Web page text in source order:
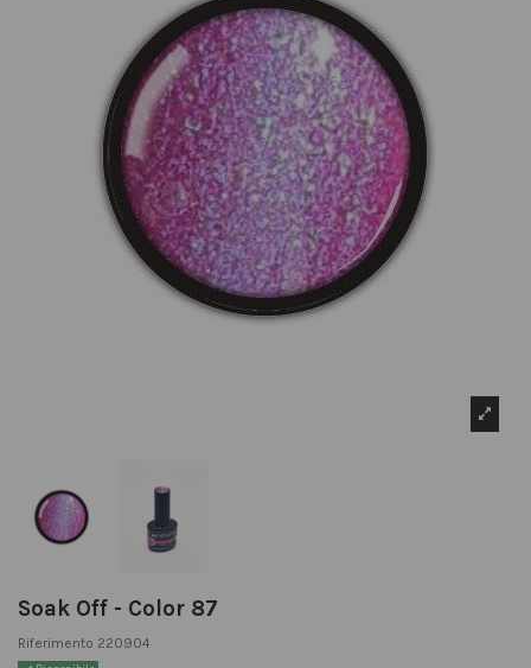
Soak Off - Color 87
Riferimento 220904